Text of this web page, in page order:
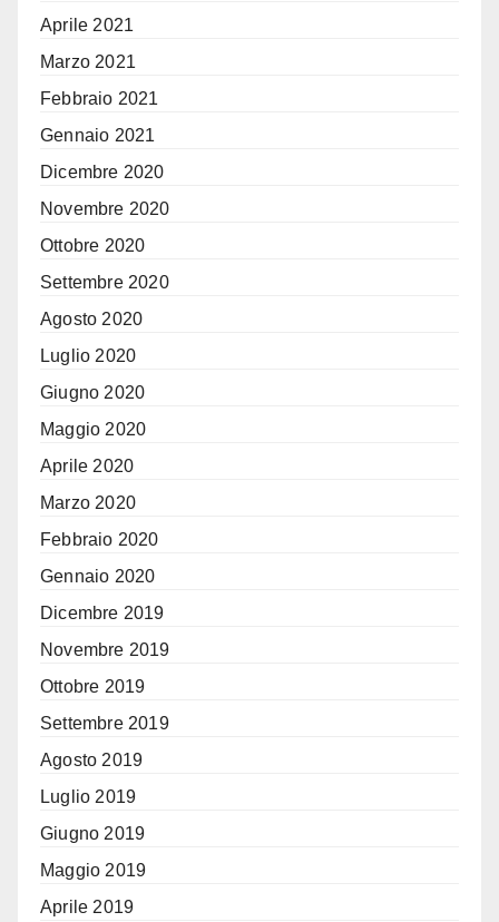
Aprile 2021
Marzo 2021
Febbraio 2021
Gennaio 2021
Dicembre 2020
Novembre 2020
Ottobre 2020
Settembre 2020
Agosto 2020
Luglio 2020
Giugno 2020
Maggio 2020
Aprile 2020
Marzo 2020
Febbraio 2020
Gennaio 2020
Dicembre 2019
Novembre 2019
Ottobre 2019
Settembre 2019
Agosto 2019
Luglio 2019
Giugno 2019
Maggio 2019
Aprile 2019